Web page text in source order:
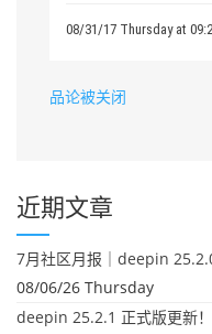
08/31/17 Thursday at
品论被关闭
近期文章
7月社区月报｜deepin
08/06/26 Thursday
deepin 25.2.1 正式版更新！